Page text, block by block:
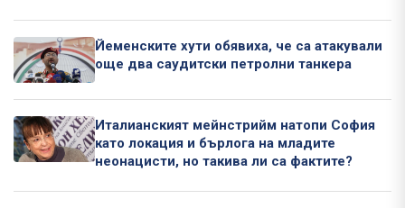
Йеменските хути обявиха, че са атакували
още два саудитски петролни танкера
Италианският мейнстрийм натопи София
като локация и бърлога на младите
неонацисти, но такива ли са фактите?